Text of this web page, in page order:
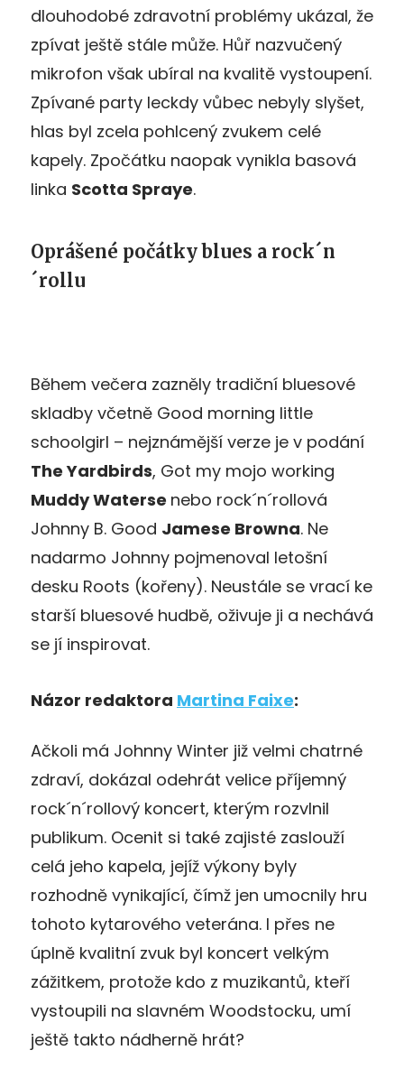
dlouhodobé zdravotní problémy ukázal, že
zpívat ještě stále může. Hůř nazvučený
mikrofon však ubíral na kvalitě vystoupení.
Zpívané party leckdy vůbec nebyly slyšet,
hlas byl zcela pohlcený zvukem celé
kapely. Zpočátku naopak vynikla basová
linka Scotta Spraye.
Oprášené počátky blues a rock´n
´rollu
Během večera zazněly tradiční bluesové
skladby včetně Good morning little
schoolgirl – nejznámější verze je v podání
The Yardbirds, Got my mojo working
Muddy Waterse nebo rock´n´rollová
Johnny B. Good Jamese Browna. Ne
nadarmo Johnny pojmenoval letošní
desku Roots (kořeny). Neustále se vrací ke
starší bluesové hudbě, oživuje ji a nechává
se jí inspirovat.
Názor redaktora Martina Faixe:
Ačkoli má Johnny Winter již velmi chatrné
zdraví, dokázal odehrát velice příjemný
rock´n´rollový koncert, kterým rozvlnil
publikum. Ocenit si také zajisté zaslouží
celá jeho kapela, jejíž výkony byly
rozhodně vynikající, čímž jen umocnily hru
tohoto kytarového veterána. I přes ne
úplně kvalitní zvuk byl koncert velkým
zážitkem, protože kdo z muzikantů, kteří
vystoupili na slavném Woodstocku, umí
ještě takto nádherně hrát?